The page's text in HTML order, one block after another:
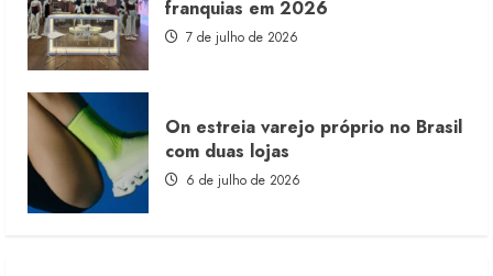
franquias em 2026
7 de julho de 2026
On estreia varejo próprio no Brasil
com duas lojas
6 de julho de 2026